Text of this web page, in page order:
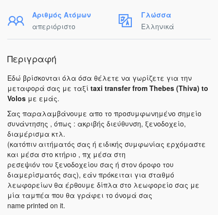
Αριθμός Ατόμων
απεριόριστο
Γλώσσα
Ελληνικά
Περιγραφή
Εδώ βρίσκονται όλα όσα θέλετε να γωρίζετε για την
μεταφορά σας με ταξί taxi transfer from Thebes (Thiva) to
Volos με εμάς.
Σας παραλαμβάνουμε απο το προσυμφωνημένο σημείο
συνάντησης , όπως : ακριβής διεύθυνση, ξενοδοχείο,
διαμέρισμα κτλ.
(κατόπιν αιτήματός σας ή ειδικής συμφωνίας ερχόμαστε
και μέσα στο κτήριο , πχ μέσα στη
ρεσεψιόν του ξενοδοχείου σας ή στον όροφο του
διαμερίσματός σας), εάν πρόκειται για σταθμό
λεωφορείων θα έρθουμε δίπλα στο λεωφορείο σας με
μία ταμπέα που θα γράφει το όνομά σας
name printed on it.